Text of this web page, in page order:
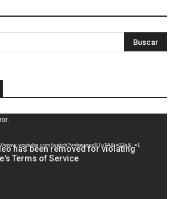
www.youtube.com/watch?v=heunxxB7uTA&t=22s&_=1